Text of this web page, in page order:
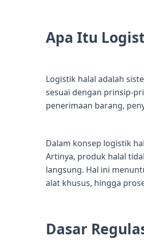
Apa Itu
Logistik halal adalah
sesuai dengan prinsip-
penerimaan barang,
Dalam konsep logistik
Artinya, produk halal
langsung. Hal ini
alat khusus, hingga
Dasar